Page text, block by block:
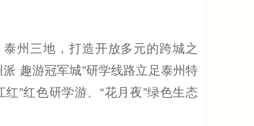
州三地，打造开放多元的跨城之
趣游冠军城”研学线路立足泰州特
”红色研学游、“花月夜”绿色生态